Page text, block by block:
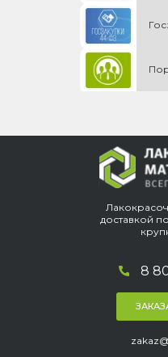
доставкой
8